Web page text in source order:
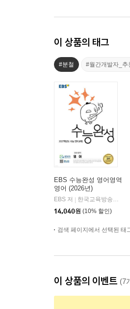
이 상품의 태그
#분철 #월간개발자_추
EBS 수능완성 영어영역
영어 (2026년)
EBS 저
한국교육방송공사
14,040원 (10% 할인)
검색 페이지에서 선택된 태
이 상품의 이벤트 (7